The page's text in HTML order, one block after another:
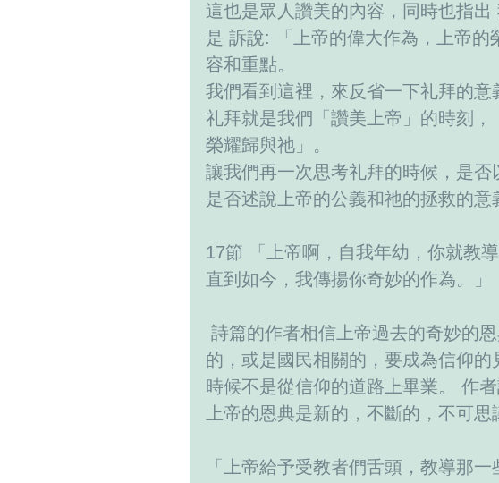
這也是眾人讚美的內容，同時也指出
是 訴說: 「上帝的偉大作為，上帝
容和重點。
我們看到這裡，來反省一下礼拜的意
礼拜就是我們「讚美上帝」的時刻，
榮耀歸與祂」。
讓我們再一次思考礼拜的時候，是否
是否述說上帝的公義和祂的拯救的意
17節 「上帝啊，自我年幼，你就教導
直到如今，我傳揚你奇妙的作為。」
詩篇的作者相信上帝過去的奇妙的
的，或是國民相關的，要成為信仰
時候不是從信仰的道路上畢業。 作
上帝的恩典是新的，不斷的，不可思
「上帝給予受教者們舌頭，教導那